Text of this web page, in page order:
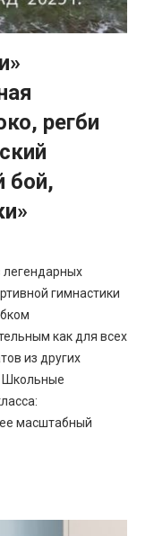
регби
бой,
легендарных
гимнастики
как для всех
из других
Школьные
масштабный